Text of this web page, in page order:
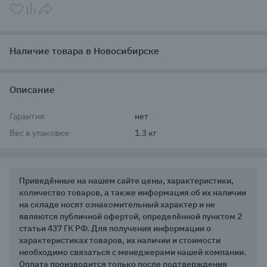
Наличие товара в Новосибирске
Описание
Гарантия
нет
Вес в упаковке
1.3 кг
Приведённые на нашем сайте цены, характеристики,
количество товаров, а также информация об их наличии
на складе носят ознакомительный характер и не
являются публичной офертой, определённой пунктом 2
статьи 437 ГК РФ. Для получения информации о
характеристиках товаров, их наличии и стоимости
необходимо связаться с менеджерами нашей компании.
Оплата производится только после подтверждения